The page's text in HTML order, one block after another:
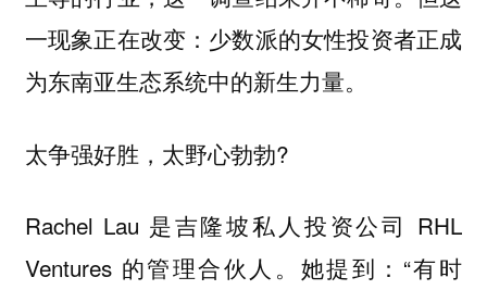
一现象正在改变：少数派的女性投资者正成
为东南亚生态系统中的新生力量。
太争强好胜，太野心勃勃?
Rachel Lau 是吉隆坡私人投资公司 RHL
Ventures 的管理合伙人。她提到：“有时